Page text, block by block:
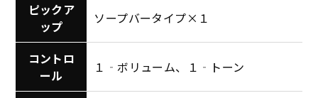
ピックア
ップ
ソープバータイプ×１
コントロ
ール
１‐ボリューム、１‐トーン